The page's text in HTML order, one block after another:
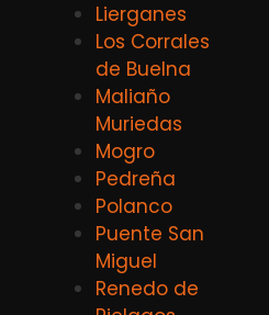
Lierganes
Los Corrales
de Buelna
Maliaño
Muriedas
Mogro
Pedreña
Polanco
Puente San
Miguel
Renedo de